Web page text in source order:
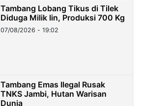
Tambang Lobang Tikus di Tilek
Diduga Milik Iin, Produksi 700 Kg
07/08/2026 - 19:02
Tambang Emas Ilegal Rusak
TNKS Jambi, Hutan Warisan
Dunia